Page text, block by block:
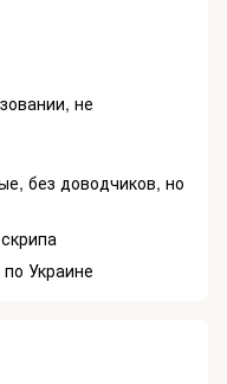
не
без доводчиков, но
Украине